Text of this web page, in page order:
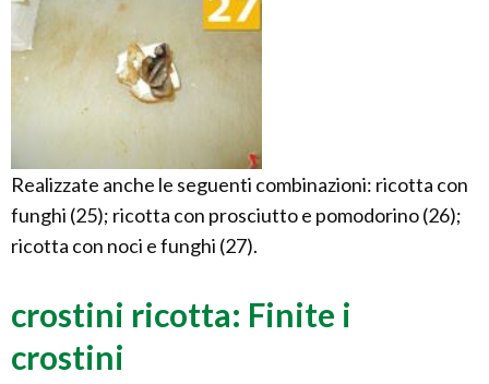
Realizzate anche le seguenti combinazioni: ricotta con
funghi (25); ricotta con prosciutto e pomodorino (26);
ricotta con noci e funghi (27).
crostini ricotta: Finite i
crostini